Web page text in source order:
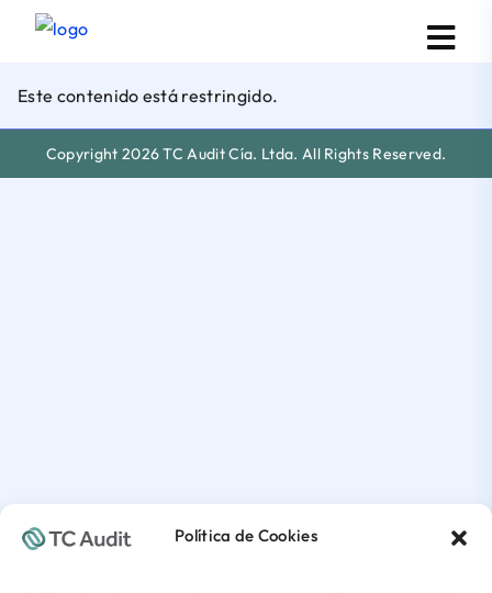
Política de Cookies
Este contenido está restringido.
Copyright 2026 TC Audit Cía. Ltda. All Rights Reserved.